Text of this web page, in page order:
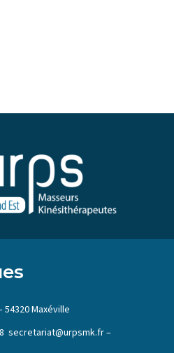
Maxéville
secretariat@urpsmk.fr –